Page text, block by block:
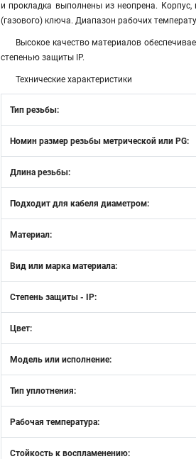
и прокладка выполнены из неопрена.
(газового) ключа. Диапазон рабочих
Высокое качество материалов
степенью защиты IP.
Технические характеристики
Тип резьбы:
Номин размер резьбы метрической или PG:
Длина резьбы:
Подходит для кабеля диаметром:
Материал:
Вид или марка материала:
Степень защиты - IP:
Цвет:
Модель или исполнение:
Тип уплотнения:
Рабочая температура:
Стойкость к воспламенению: